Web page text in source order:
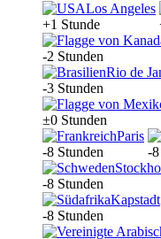
Los Angeles
+1 Stunde
-2 Stunden
Rio de
-3 Stunden
±0 Stunden
Paris
-8 Stunden
-
-8 Stunden
Kapstadt
-8 Stunden